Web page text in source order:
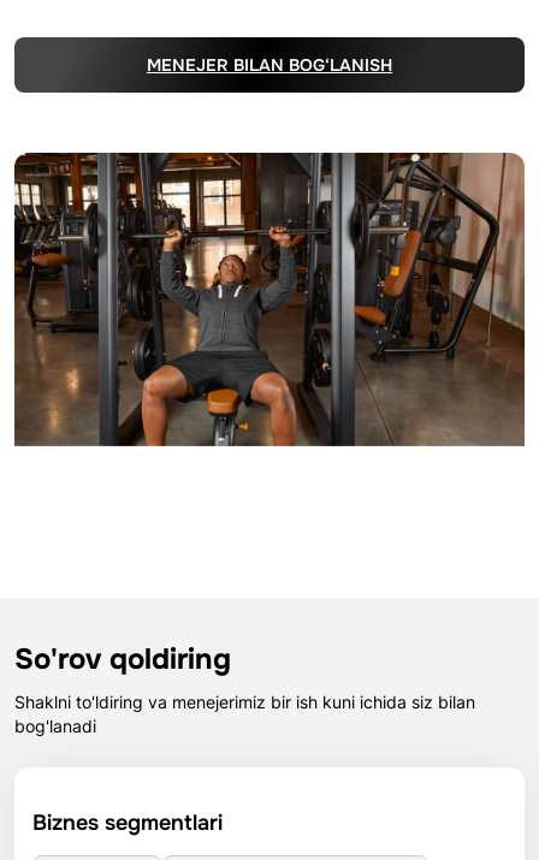
MENEJER BILAN BOG‘LANISH
So'rov qoldiring
Shaklni to'ldiring va menejerimiz bir ish kuni ichida siz bilan
bog'lanadi
Biznes segmentlari